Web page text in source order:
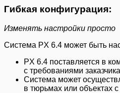
Гибкая конфигурация:
Изменять настройки просто
Система PX 6.4 может быть
PX 6.4 поставляется в
с требованиями
Система может
в тюрьмах или объектах